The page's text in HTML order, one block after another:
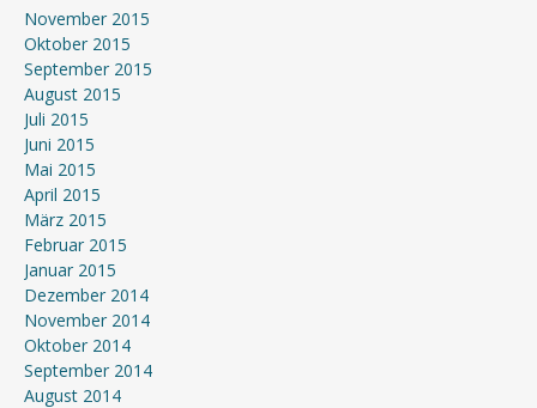
November 2015
Oktober 2015
September 2015
August 2015
Juli 2015
Juni 2015
Mai 2015
April 2015
März 2015
Februar 2015
Januar 2015
Dezember 2014
November 2014
Oktober 2014
September 2014
August 2014